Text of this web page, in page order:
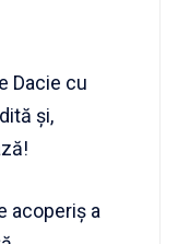
Dacie cu
și,
acoperiș a